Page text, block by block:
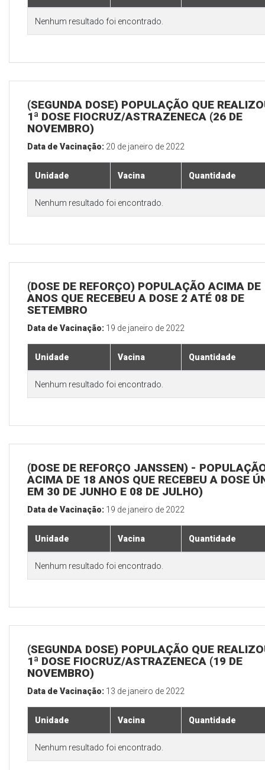
Nenhum resultado foi encontrado.
(SEGUNDA DOSE) POPULAÇÃO QUE
1ª DOSE FIOCRUZ/ASTRAZENECA (26 DE
NOVEMBRO)
Data de Vacinação: 20 de janeiro de 2022
Unidade Vacina Quantidade
Nenhum resultado foi encontrado.
(DOSE DE REFORÇO) POPULAÇÃO ACIMA DE
ANOS QUE RECEBEU A DOSE 2 ATÉ 08 DE
SETEMBRO
Data de Vacinação: 19 de janeiro de 2022
Unidade Vacina Quantidade
Nenhum resultado foi encontrado.
(DOSE DE REFORÇO JANSSEN) -
ACIMA DE 18 ANOS QUE RECEBEU A DOSE
EM 30 DE JUNHO E 08 DE JULHO)
Data de Vacinação: 19 de janeiro de 2022
Unidade Vacina Quantidade
Nenhum resultado foi encontrado.
(SEGUNDA DOSE) POPULAÇÃO QUE
1ª DOSE FIOCRUZ/ASTRAZENECA (19 DE
NOVEMBRO)
Data de Vacinação: 13 de janeiro de 2022
Unidade Vacina Quantidade
Nenhum resultado foi encontrado.